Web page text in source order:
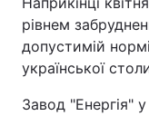
рівнем
допустимій
української
Завод "Енергія"